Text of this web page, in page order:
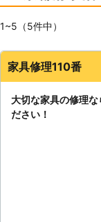
1~5（5件中）
家具修理110番
大切な家具の修理
ださい！